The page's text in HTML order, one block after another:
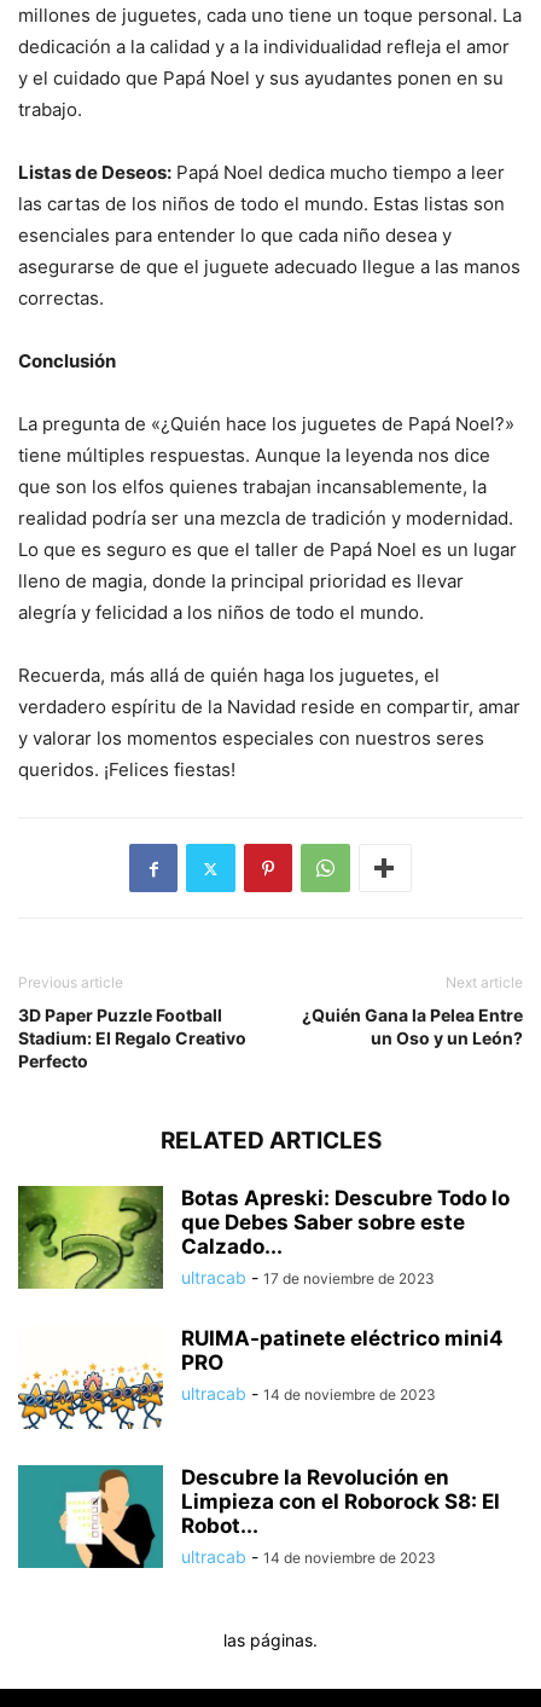
millones de juguetes, cada uno tiene un toque personal. La
dedicación a la calidad y a la individualidad refleja el amor
y el cuidado que Papá Noel y sus ayudantes ponen en su
trabajo.
Listas de Deseos: Papá Noel dedica mucho tiempo a leer
las cartas de los niños de todo el mundo. Estas listas son
esenciales para entender lo que cada niño desea y
asegurarse de que el juguete adecuado llegue a las manos
correctas.
Conclusión
La pregunta de «¿Quién hace los juguetes de Papá Noel?»
tiene múltiples respuestas. Aunque la leyenda nos dice
que son los elfos quienes trabajan incansablemente, la
realidad podría ser una mezcla de tradición y modernidad.
Lo que es seguro es que el taller de Papá Noel es un lugar
lleno de magia, donde la principal prioridad es llevar
alegría y felicidad a los niños de todo el mundo.
Recuerda, más allá de quién haga los juguetes, el
verdadero espíritu de la Navidad reside en compartir, amar
y valorar los momentos especiales con nuestros seres
queridos. ¡Felices fiestas!
Previous article
3D Paper Puzzle Football
Stadium: El Regalo Creativo
Perfecto
Next article
¿Quién Gana la Pelea Entre
un Oso y un León?
RELATED ARTICLES
Botas Apreski: Descubre Todo lo
que Debes Saber sobre este
Calzado...
ultracab - 17 de noviembre de 2023
RUIMA-patinete eléctrico mini4
PRO
ultracab - 14 de noviembre de 2023
Descubre la Revolución en
Limpieza con el Roborock S8: El
Robot...
ultracab - 14 de noviembre de 2023
las páginas.